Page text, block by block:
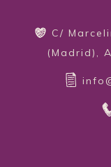
C/
(Madrid),